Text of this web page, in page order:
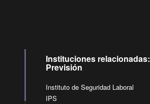
Instituciones relacionadas:
Previsión
Instituto de Seguridad Laboral
IPS